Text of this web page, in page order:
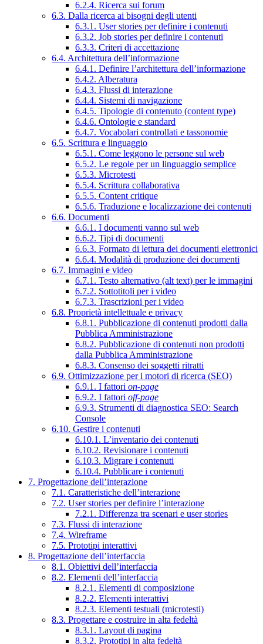
6.2.4. Ricerca sui forum
6.3. Dalla ricerca ai bisogni degli utenti
6.3.1. User stories per definire i contenuti
6.3.2. Job stories per definire i contenuti
6.3.3. Criteri di accettazione
6.4. Architettura dell’informazione
6.4.1. Definire l’architettura dell’informazione
6.4.2. Alberatura
6.4.3. Flussi di interazione
6.4.4. Sistemi di navigazione
6.4.5. Tipologie di contenuto (content type)
6.4.6. Ontologie e standard
6.4.7. Vocabolari controllati e tassonomie
6.5. Scrittura e linguaggio
6.5.1. Come leggono le persone sul web
6.5.2. Le regole per un linguaggio semplice
6.5.3. Microtesti
6.5.4. Scrittura collaborativa
6.5.5. Content critique
6.5.6. Traduzione e localizzazione dei contenuti
6.6. Documenti
6.6.1. I documenti vanno sul web
6.6.2. Tipi di documenti
6.6.3. Formato di lettura dei documenti elettronici
6.6.4. Modalità di produzione dei documenti
6.7. Immagini e video
6.7.1. Testo alternativo (alt text) per le immagini
6.7.2. Sottotitoli per i video
6.7.3. Trascrizioni per i video
6.8. Proprietà intellettuale e privacy
6.8.1. Pubblicazione di contenuti prodotti dalla
Pubblica Amministrazione
6.8.2. Pubblicazione di contenuti non prodotti
dalla Pubblica Amministrazione
6.8.3. Consenso dei soggetti ritratti
6.9. Ottimizzazione per i motori di ricerca (SEO)
6.9.1. I fattori on-page
6.9.2. I fattori off-page
6.9.3. Strumenti di diagnostica SEO: Search
Console
6.10. Gestire i contenuti
6.10.1. L’inventario dei contenuti
6.10.2. Revisionare i contenuti
6.10.3. Migrare i contenuti
6.10.4. Pubblicare i contenuti
7. Progettazione dell’interazione
7.1. Caratteristiche dell’interazione
7.2. User stories per definire l’interazione
7.2.1. Differenza tra scenari e user stories
7.3. Flussi di interazione
7.4. Wireframe
7.5. Prototipi interattivi
8. Progettazione dell’interfaccia
8.1. Obiettivi dell’interfaccia
8.2. Elementi dell’interfaccia
8.2.1. Elementi di composizione
8.2.2. Elementi interattivi
8.2.3. Elementi testuali (microtesti)
8.3. Progettare e costruire in alta fedeltà
8.3.1. Layout di pagina
8.3.2. Prototipi in alta fedeltà